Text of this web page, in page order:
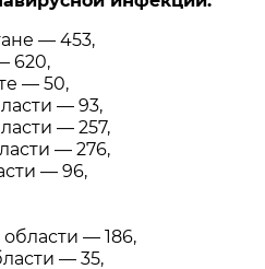
— 453,
620,
— 50,
— 93,
— 257,
— 276,
— 96,
— 186,
— 35,